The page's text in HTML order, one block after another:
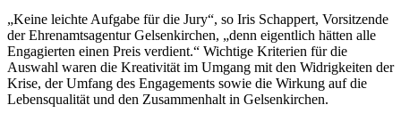
„Keine leichte Aufgabe für die Jury“, so Iris Schappert, Vorsitzende
der Ehrenamtsagentur Gelsenkirchen, „denn eigentlich hätten alle
Engagierten einen Preis verdient.“ Wichtige Kriterien für die
Auswahl waren die Kreativität im Umgang mit den Widrigkeiten der
Krise, der Umfang des Engagements sowie die Wirkung auf die
Lebensqualität und den Zusammenhalt in Gelsenkirchen.